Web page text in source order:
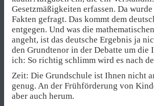
Gesetzmäßigkeiten erfassen. Da
Fakten gefragt. Das kommt dem
entgegen. Und was die
angeht, ist das deutsche Ergebnis ja
den Grundtenor in der Debatte um die
ich: So richtig schlimm wird es nach
Zeit: Die Grundschule ist Ihnen nicht
genug. An der Frühförderung von
aber auch herum.